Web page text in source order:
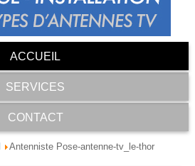
ACCUEIL
SERVICES
CONTACT
Antenniste Pose-antenne-tv_le-thor